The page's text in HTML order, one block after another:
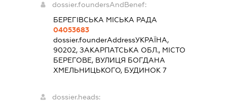
dossier.foundersAndBenef:
БЕРЕГІВСЬКА МІСЬКА РАДА
04053683
dossier.founderAddressУКРАЇНА,
90202, ЗАКАРПАТСЬКА ОБЛ., МІСТО
БЕРЕГОВЕ, ВУЛИЦЯ БОГДАНА
ХМЕЛЬНИЦЬКОГО, БУДИНОК 7
dossier.heads: